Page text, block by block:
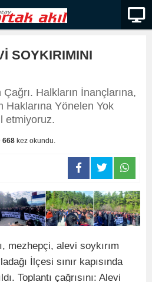
SOYKIRIMINI
Halkların İnançlarına,
Haklarına Yönelen Yok
etmiyoruz.
668 kez okundu.
mezhepçi, alevi soykırım
İlçesi sınır kapısında
Toplantı çağrısını: Alevi